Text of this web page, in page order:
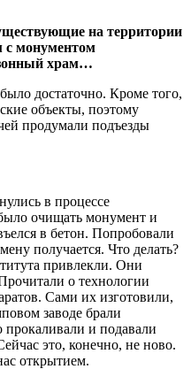
на территории
с монументом
храм…
достаточно. Кроме того,
объекты, поэтому
продумали подъезды
в процессе
очищать монумент и
в бетон. Попробовали
получается. Что делать?
привлекли. Они
о технологии
Сами их изготовили,
заводе брали
прокаливали и подавали
это, конечно, не ново.
открытием.